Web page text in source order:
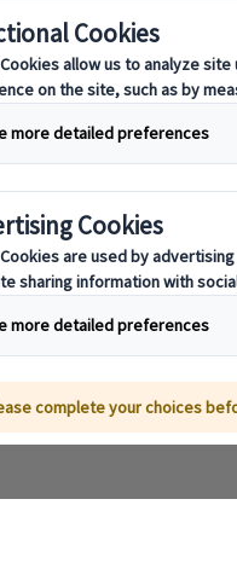
遊ツアー
遊ツアー
周遊ツアー
中欧周遊ツアー
アー
遊ツアー
方周遊ツアー
ル周遊ツアー
島周遊ツアー
周遊ツアー